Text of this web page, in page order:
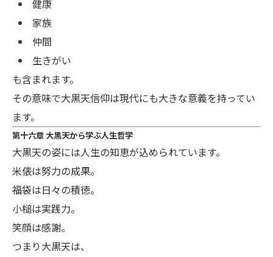
健康
家族
仲間
生きがい
も含まれます。
その意味で大黒天信仰は現代にも大きな意義を持ってい
ます。
第十六章 大黒天から学ぶ人生哲学
大黒天の姿には人生の知恵が込められています。
米俵は努力の成果。
福袋は日々の積徳。
小槌は実践力。
笑顔は感謝。
つまり大黒天は、